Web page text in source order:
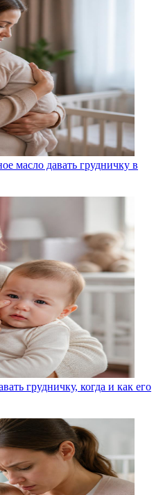
масло давать грудничку в
грудничку, когда и как его